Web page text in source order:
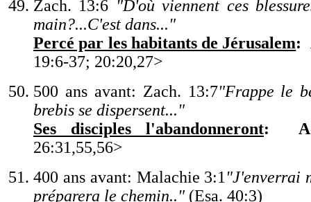
Zach. 13:6 "D'où viennent ces
main?...C'est dans..."
Percé par les habitants de Jérusalem:
19:6-37; 20:20,27>
500 ans avant: Zach. 13:7"Frappe le
brebis se dispersent..."
Ses disciples l'abandonneront:
26:31,55,56>
400 ans avant: Malachie 3:1 "J'enverrai
préparera le chemin.." (Esa. 40:3)